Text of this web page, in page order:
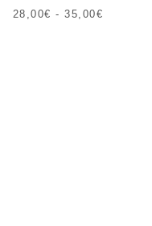
28,00€ -35,00€